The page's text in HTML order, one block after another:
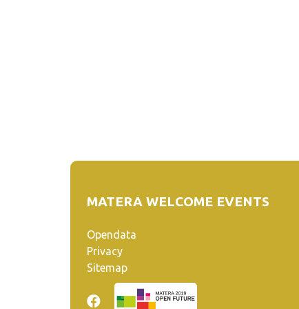
MATERA WELCOME EVENTS
Opendata
Privacy
Sitemap